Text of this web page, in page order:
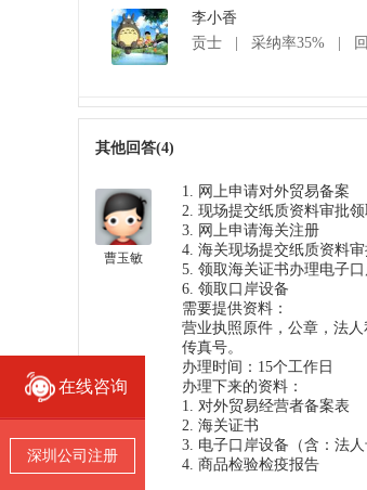
李小香
贡士
采纳率35%
其他回答(4)
曹玉敏
1. 网上申请对外贸易备案
2. 现场提交纸质资料审批
3. 网上申请海关注册
4. 海关现场提交纸质资料
5. 领取海关证书办理电子
6. 领取口岸设备
需要提供资料：
营业执照原件，公章，法
传真号。
办理时间：15个工作日
办理下来的资料：
1. 对外贸易经营者备案表
2. 海关证书
3. 电子口岸设备（含：法
4. 商品检验检疫报告
在线咨询
深圳公司注册
在线咨询
深圳公司注册